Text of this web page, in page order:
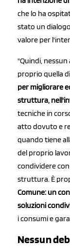
che lo ha
stato un
valore per
"Quindi,
proprio quella di
per migliorare
struttura,
tecniche in
atto dovuto e
quando tiene
del proprio
condividere
struttura. È
Comune: un
soluzioni
i consumi e
Nessun